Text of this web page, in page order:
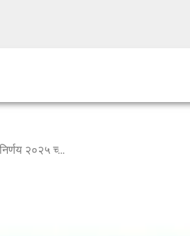
राज्य सेवा मुख्य परीक्षा वर्णनात्मक पद्धतीने घेण्याचा निर्णय २०२५ च्या परीक्षेपर्यंत पुढे ढकलावा, मुख्यमंत्री एकनाथ शिंदे यांची महाराष्ट्र लोकसेवा आयोगाला विनंती